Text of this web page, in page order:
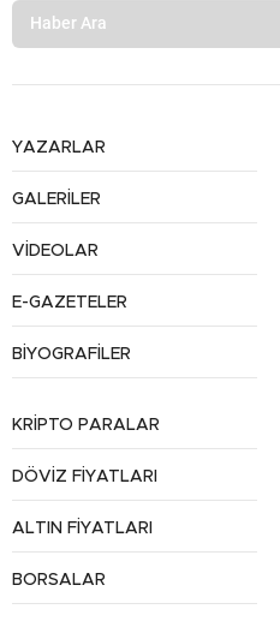
YAZARLAR
GALERİLER
VİDEOLAR
E-GAZETELER
BİYOGRAFİLER
KRİPTO PARALAR
DÖVİZ FİYATLARI
ALTIN FİYATLARI
BORSALAR